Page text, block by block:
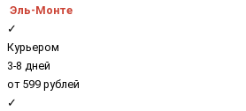
Эль-Монте
✓
Курьером
3-8 дней
от 599 рублей
✓